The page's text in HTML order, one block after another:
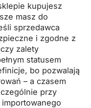
kupujesz
masz do
sprzedawca
i zgodne z
zalety
statusem
bo pozwalają
– a czasem
przy